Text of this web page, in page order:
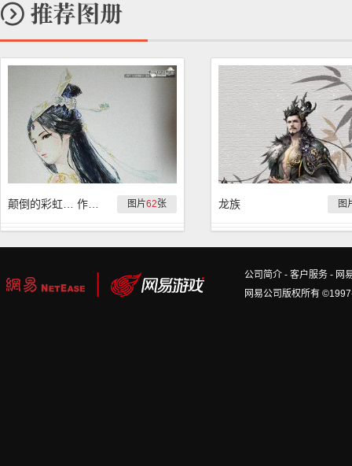
图片62张 图
龙族
公司简介 - 客户服务 - 网
网易公司版权所有